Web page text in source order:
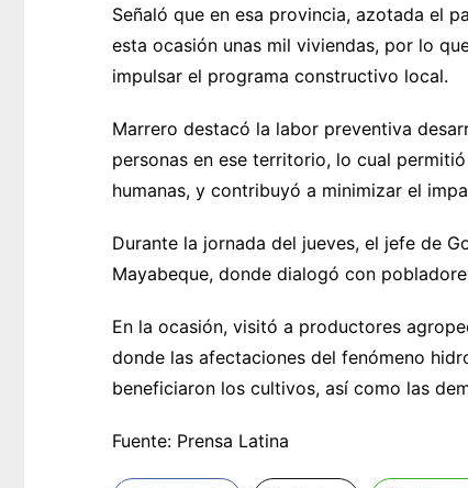
Señaló que en esa provincia, azotada el
esta ocasión unas mil viviendas, por lo
impulsar el programa constructivo local.
Marrero destacó la labor preventiva
personas en ese territorio, lo cual
humanas, y contribuyó a minimizar el
Durante la jornada del jueves, el jefe de
Mayabeque, donde dialogó con
En la ocasión, visitó a productores
donde las afectaciones del fenómeno
beneficiaron los cultivos, así como las
Fuente: Prensa Latina